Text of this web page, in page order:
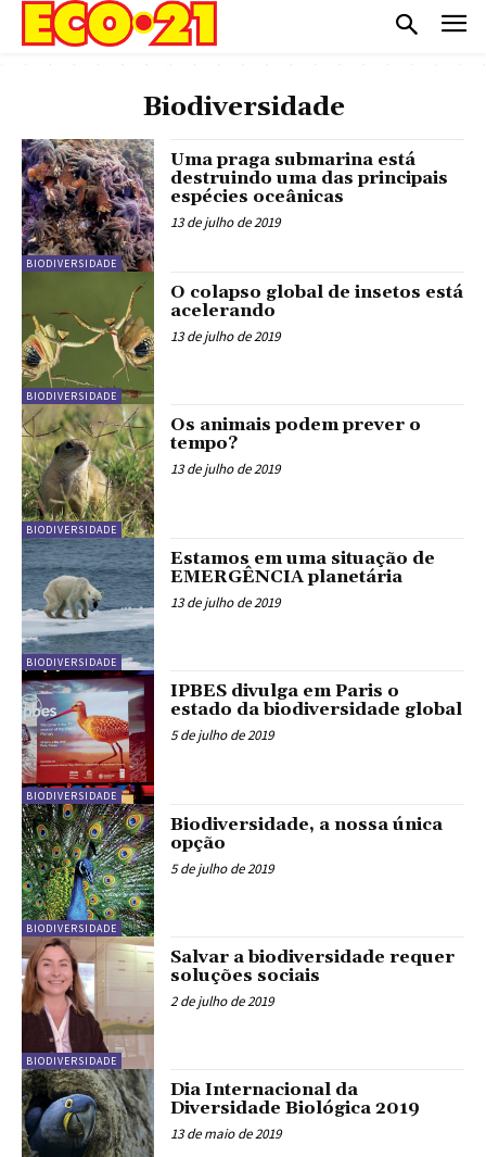
Biodiversidade
BIODIVERSIDADE
Uma praga submarina está
destruindo uma das principais
espécies oceânicas
13 de julho de 2019
BIODIVERSIDADE
O colapso global de insetos está
acelerando
13 de julho de 2019
BIODIVERSIDADE
Os animais podem prever o
tempo?
13 de julho de 2019
BIODIVERSIDADE
Estamos em uma situação de
EMERGÊNCIA planetária
13 de julho de 2019
BIODIVERSIDADE
IPBES divulga em Paris o
estado da biodiversidade global
5 de julho de 2019
BIODIVERSIDADE
Biodiversidade, a nossa única
opção
5 de julho de 2019
BIODIVERSIDADE
Salvar a biodiversidade requer
soluções sociais
2 de julho de 2019
Dia Internacional da
Diversidade Biológica 2019
13 de maio de 2019